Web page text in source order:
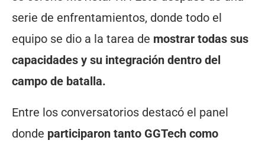
serie de enfrentamientos, donde todo el
equipo se dio a la tarea de mostrar todas sus
capacidades y su integración dentro del
campo de batalla.
Entre los conversatorios destacó el panel
donde participaron tanto GGTech como